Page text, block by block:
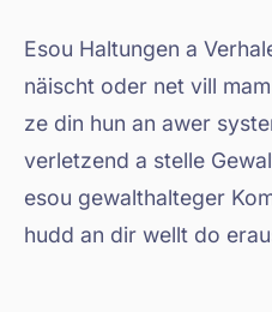
Esou Haltungen a
näischt oder net vill
ze din hun an awer
verletzend a stelle
esou gewalthalteger
hudd an dir wellt do